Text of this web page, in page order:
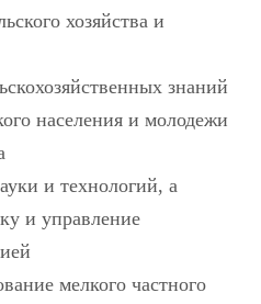
хозяйства и
знаний
населения и молодежи
и технологий, а
и управление
мелкого частного